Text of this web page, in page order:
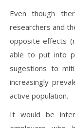
Even though
researchers and
opposite effects
able to put into
sugestions to
increasingly
active population.
It would be